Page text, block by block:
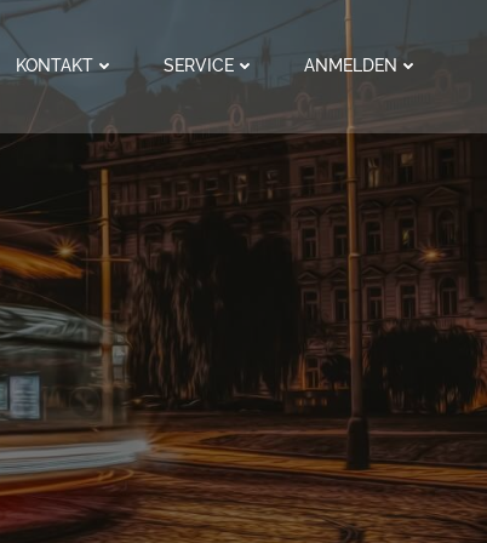
KONTAKT SERVICE ANMELDEN